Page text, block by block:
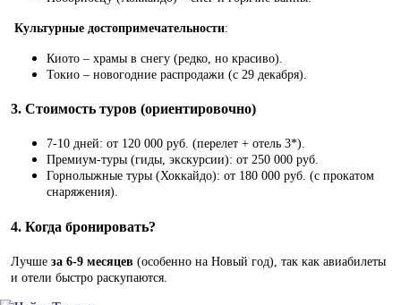
Культурные достопримечательности:
Киото – храмы в снегу (редко, но красиво).
Токио – новогодние распродажи (с 29 декабря).
3. Стоимость туров (ориентировочно)
7-10 дней: от 120 000 руб. (перелет + отель 3*).
Премиум-туры (гиды, экскурсии): от 250 000 руб.
Горнолыжные туры (Хоккайдо): от 180 000 руб. (с прокатом
снаряжения).
4. Когда бронировать?
Лучше за 6-9 месяцев (особенно на Новый год), так как авиабилеты
и отели быстро раскупаются.